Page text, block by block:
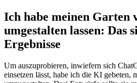
Ich habe meinen Garten
umgestalten lassen: Das
Ergebnisse
Um auszuprobieren, inwiefern sich
einsetzen lässt, habe ich die KI gebeten,